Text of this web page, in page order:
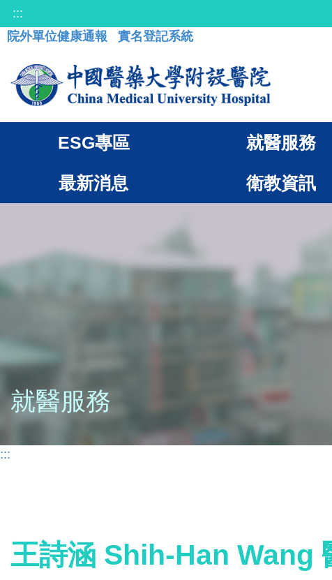
:::
院外單位健康通報
實名登記系統
ESG專區 就醫服務
最新消息 衛教資訊
就醫服務
:::
王詩涵 Shih-Han Wang